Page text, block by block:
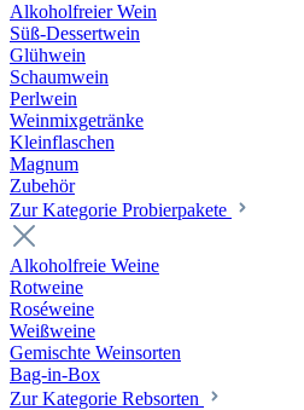
Alkoholfreier Wein
Süß-Dessertwein
Glühwein
Schaumwein
Perlwein
Weinmixgetränke
Kleinflaschen
Magnum
Zubehör
Zur Kategorie Probierpakete
Alkoholfreie Weine
Rotweine
Roséweine
Weißweine
Gemischte Weinsorten
Bag-in-Box
Zur Kategorie Rebsorten